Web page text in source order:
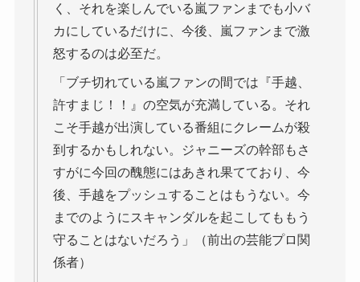
く、それを楽しんでいる嵐ファンまでも小バ
カにしているだけに、今後、嵐ファンまで激
怒するのは必至だ。
「ブチ切れている嵐ファンの間では『手越、
許すまじ！！』の空気が充満している。それ
こそ手越が出演している番組にクレームが殺
到するかもしれない。ジャニーズの幹部もさ
すがに今回の醜態にはあきれ果てており、今
後、手越をプッシュすることはもうない。今
までのようにスキャンダルを起こしてももう
守ることはないだろう」（前出の芸能プロ関
係者）